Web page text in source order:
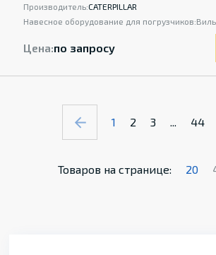
Производитель:CATERPILLAR
Навесное оборудование для погрузчиков:
Цена:по запросу
1 2 3 ... 44
Товаров на странице: 20